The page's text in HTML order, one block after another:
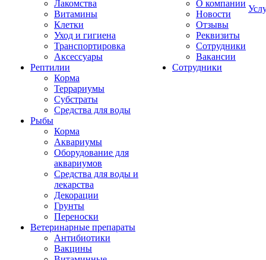
Лакомства
Витамины
Клетки
Уход и гигиена
Транспортировка
Аксессуары
Рептилии
Корма
Террариумы
Субстраты
Средства для воды
Рыбы
Корма
Аквариумы
Оборудование для
аквариумов
Средства для воды и
лекарства
Декорации
Грунты
Переноски
Ветеринарные препараты
Антибиотики
Вакцины
О компании
Новости
Отзывы
Реквизиты
Сотрудники
Вакансии
Сотрудники